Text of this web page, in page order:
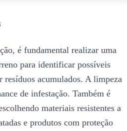
é fundamental realizar uma
para identificar possíveis
resíduos acumulados. A limpeza
de infestação. Também é
materiais resistentes a
e produtos com proteção